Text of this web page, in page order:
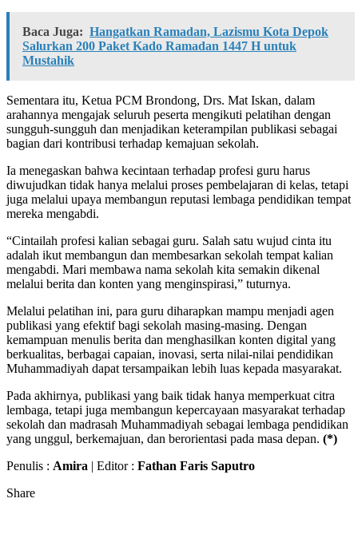
Baca Juga: Hangatkan Ramadan, Lazismu Kota Depok
Salurkan 200 Paket Kado Ramadan 1447 H untuk
Mustahik
Sementara itu, Ketua PCM Brondong, Drs. Mat Iskan, dalam
arahannya mengajak seluruh peserta mengikuti pelatihan dengan
sungguh-sungguh dan menjadikan keterampilan publikasi sebagai
bagian dari kontribusi terhadap kemajuan sekolah.
Ia menegaskan bahwa kecintaan terhadap profesi guru harus
diwujudkan tidak hanya melalui proses pembelajaran di kelas, tetapi
juga melalui upaya membangun reputasi lembaga pendidikan tempat
mereka mengabdi.
“Cintailah profesi kalian sebagai guru. Salah satu wujud cinta itu
adalah ikut membangun dan membesarkan sekolah tempat kalian
mengabdi. Mari membawa nama sekolah kita semakin dikenal
melalui berita dan konten yang menginspirasi,” tuturnya.
Melalui pelatihan ini, para guru diharapkan mampu menjadi agen
publikasi yang efektif bagi sekolah masing-masing. Dengan
kemampuan menulis berita dan menghasilkan konten digital yang
berkualitas, berbagai capaian, inovasi, serta nilai-nilai pendidikan
Muhammadiyah dapat tersampaikan lebih luas kepada masyarakat.
Pada akhirnya, publikasi yang baik tidak hanya memperkuat citra
lembaga, tetapi juga membangun kepercayaan masyarakat terhadap
sekolah dan madrasah Muhammadiyah sebagai lembaga pendidikan
yang unggul, berkemajuan, dan berorientasi pada masa depan. (*)
Penulis : Amira | Editor : Fathan Faris Saputro
Share